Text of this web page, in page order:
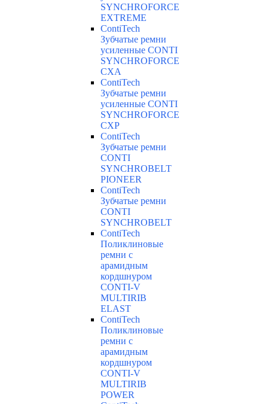
SYNCHROFORCE
EXTREME
ContiTech
Зубчатые ремни
усиленные CONTI
SYNCHROFORCE
CXA
ContiTech
Зубчатые ремни
усиленные CONTI
SYNCHROFORCE
CXP
ContiTech
Зубчатые ремни
CONTI
SYNCHROBELT
PIONEER
ContiTech
Зубчатые ремни
CONTI
SYNCHROBELT
ContiTech
Поликлиновые
ремни с
арамидным
кордшнуром
CONTI-V
MULTIRIB
ELAST
ContiTech
Поликлиновые
ремни с
арамидным
кордшнуром
CONTI-V
MULTIRIB
POWER